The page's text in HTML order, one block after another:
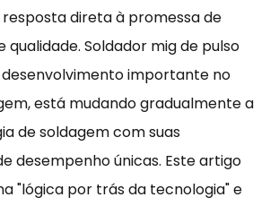
direta à promessa de
qualidade. Soldador mig de pulso
importante no
está mudando gradualmente a
de soldagem com suas
desempenho únicas. Este artigo
"lógica por trás da tecnologia" e